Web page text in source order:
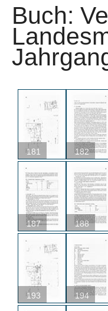
Buch:
181 182
187 188
193 194